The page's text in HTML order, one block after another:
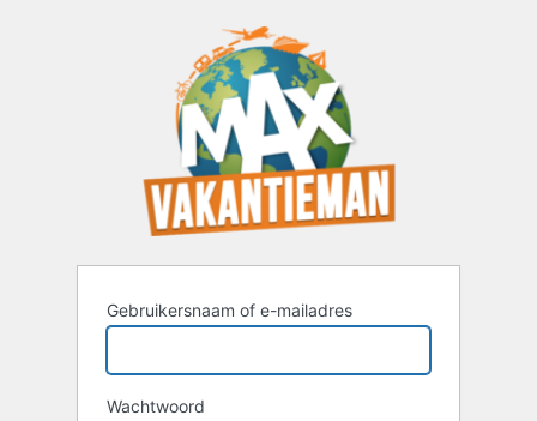
Gebruikersnaam of e-mailadres
Wachtwoord